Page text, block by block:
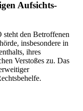
Aufsichts­
den Betroffenen
insbesondere in
ihres
Verstoßes zu. Das